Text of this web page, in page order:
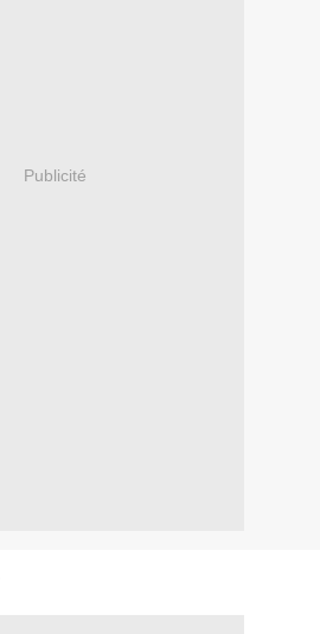
Publicité